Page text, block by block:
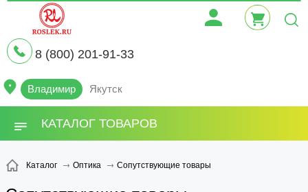
8 (800) 201-91-33
Владимир Якутск
КАТАЛОГ ТОВАРОВ
Каталог Оптика Сопутствующие товары